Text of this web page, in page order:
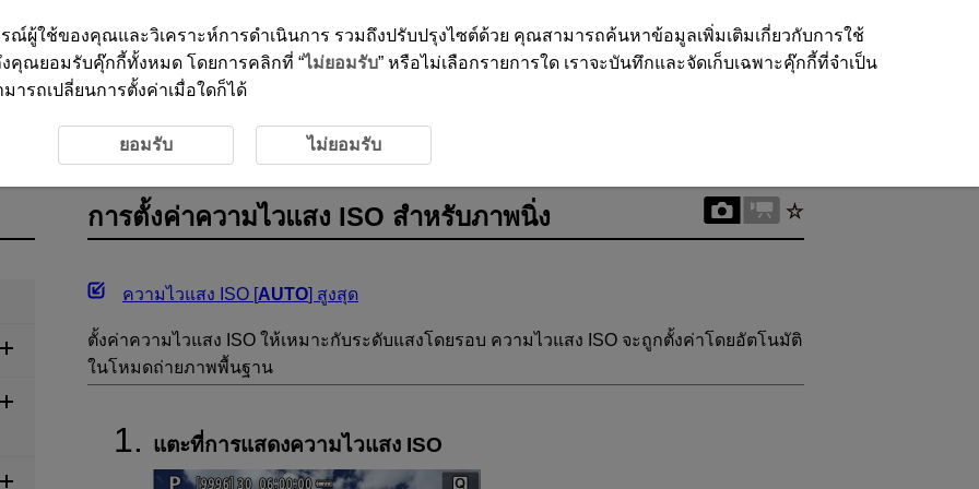
การตั้งค่าความไวแสง ISO สำหรับภาพนิ่ง
ความไวแสง ISO [AUTO] สูงสุด
ตั้งค่าความไวแสง ISO ให้เหมาะกับระดับแสงโดยรอบ ความไวแสง ISO จะถูกตั้งค่าโดยอัตโนมัติ
ในโหมดถ่ายภาพพื้นฐาน
แตะที่การแสดงความไวแสง ISO
ณ์ผู้ใช้ของคุณและวิเคราะห์การดำเนินการ รวมถึงปรับปรุงไซต์ด้วย คุณสามารถค้นหาข้อมูลเพิ่มเติมเกี่ยวกับการใช้
งคุณยอมรับคุ๊กกี้ทั้งหมด โดยการคลิกที่ “ไม่ยอมรับ” หรือไม่เลือกรายการใด เราจะบันทึกและจัดเก็บเฉพาะคุ๊กกี้ที่จำเป็น
รถเปลี่ยนการตั้งค่าเมื่อใดก็ได้
ยอมรับ ไม่ยอมรับ